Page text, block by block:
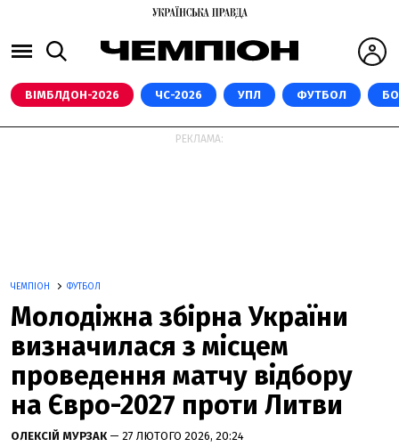
ВІМБЛДОН-2026 ЧС-2026 УПЛ ФУТБОЛ
РЕКЛАМА:
ЧЕМПІОН ФУТБОЛ
Молодіжна збірна України
визначилася з місцем
проведення матчу відбору
на Євро-2027 проти Литви
ОЛЕКСІЙ МУРЗАК — 27 ЛЮТОГО 2026, 20:24